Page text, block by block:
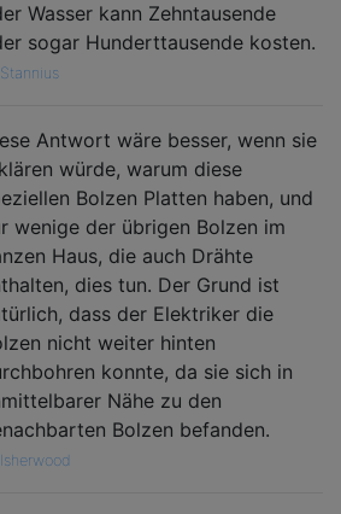
Wasser kann Zehntausende
sogar Hunderttausende kosten.
Stannius
Antwort wäre besser, wenn sie
würde, warum diese
Bolzen Platten haben, und
wenige der übrigen Bolzen im
Haus, die auch Drähte
dies tun. Der Grund ist
dass der Elektriker die
nicht weiter hinten
konnte, da sie sich in
Nähe zu den
Bolzen befanden.
Isherwood